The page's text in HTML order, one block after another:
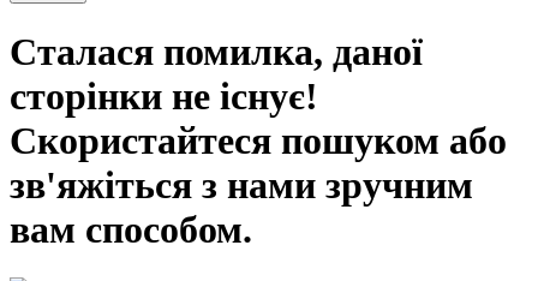
Сталася помилка, даної
сторінки не існує!
Скористайтеся пошуком або
зв'яжіться з нами зручним
вам способом.